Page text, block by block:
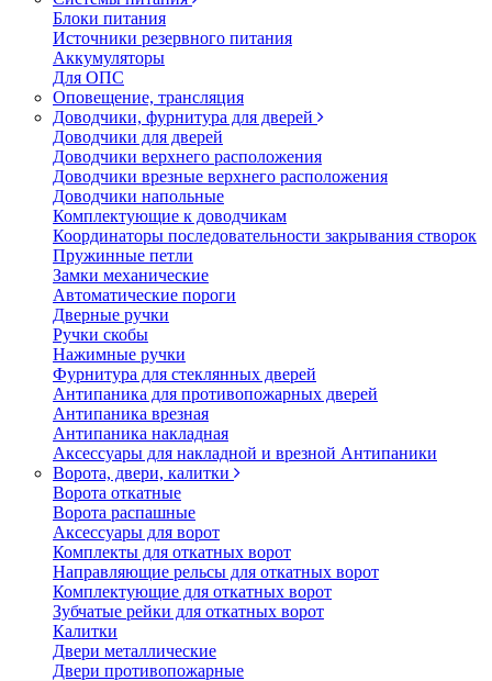
Блоки питания
Источники резервного питания
Аккумуляторы
Для ОПС
Оповещение, трансляция
Доводчики, фурнитура для дверей
Доводчики для дверей
Доводчики верхнего расположения
Доводчики врезные верхнего расположения
Доводчики напольные
Комплектующие к доводчикам
Координаторы последовательности закрывания створок
Пружинные петли
Замки механические
Автоматические пороги
Дверные ручки
Ручки скобы
Нажимные ручки
Фурнитура для стеклянных дверей
Антипаника для противопожарных дверей
Антипаника врезная
Антипаника накладная
Аксессуары для накладной и врезной Антипаники
Ворота, двери, калитки
Ворота откатные
Ворота распашные
Аксессуары для ворот
Комплекты для откатных ворот
Направляющие рельсы для откатных ворот
Комплектующие для откатных ворот
Зубчатые рейки для откатных ворот
Калитки
Двери металлические
Двери противопожарные